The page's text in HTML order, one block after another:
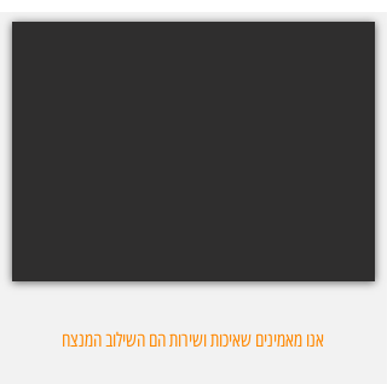
אנו מאמינים שאיכות ושירות הם השילוב המנצח